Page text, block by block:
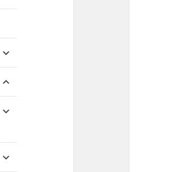
ouvrir
sous-
ouvrir
sous-
ouvrir
menu
ouvrir